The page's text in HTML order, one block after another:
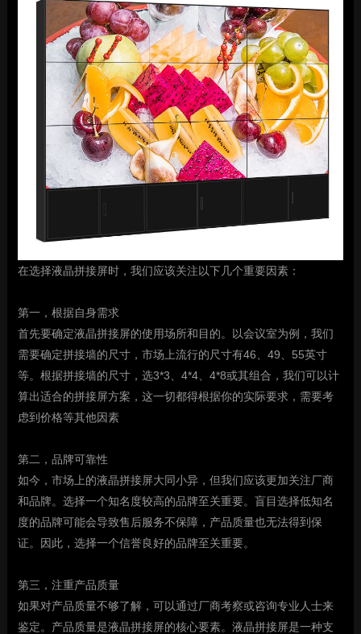
在选择液晶拼接屏时，我们应该关注以下几个重要因素：
第一，根据自身需求
首先要确定液晶拼接屏的使用场所和目的。以会议室为例，我们
需要确定拼接墙的尺寸，市场上流行的尺寸有46、49、55英寸
等。根据拼接墙的尺寸，选3*3、4*4、4*8或其组合，我们可以计
算出适合的拼接屏方案，这一切都得根据你的实际要求，需要考
虑到价格等其他因素
第二，品牌可靠性
如今，市场上的液晶拼接屏大同小异，但我们应该更加关注厂商
和品牌。选择一个知名度较高的品牌至关重要。盲目选择低知名
度的品牌可能会导致售后服务不保障，产品质量也无法得到保
证。因此，选择一个信誉良好的品牌至关重要。
第三，注重产品质量
如果对产品质量不够了解，可以通过厂商考察或咨询专业人士来
鉴定。产品质量是液晶拼接屏的核心要素。液晶拼接屏是一种支